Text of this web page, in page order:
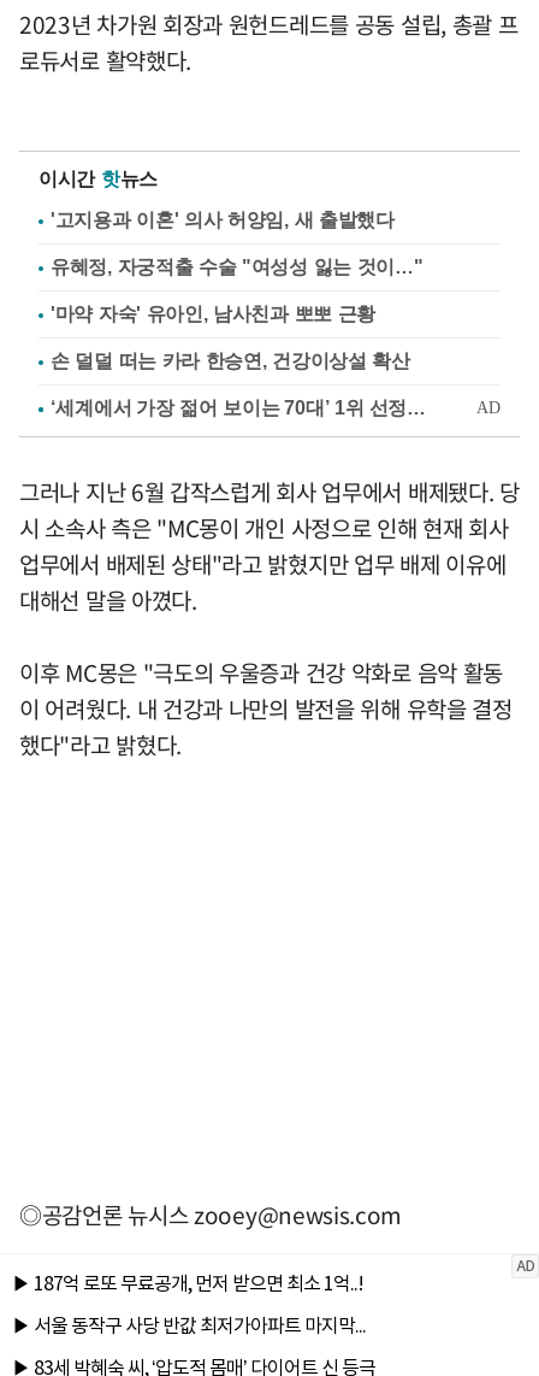
2023년 차가원 회장과 원헌드레드를 공동 설립, 총괄 프
로듀서로 활약했다.
이시간 핫뉴스
'고지용과 이혼' 의사 허양임, 새 출발했다
유혜정, 자궁적출 수술 "여성성 잃는 것이…"
'마약 자숙' 유아인, 남사친과 뽀뽀 근황
손 덜덜 떠는 카라 한승연, 건강이상설 확산
그러나 지난 6월 갑작스럽게 회사 업무에서 배제됐다. 당
시 소속사 측은 "MC몽이 개인 사정으로 인해 현재 회사
업무에서 배제된 상태"라고 밝혔지만 업무 배제 이유에
대해선 말을 아꼈다.
이후 MC몽은 "극도의 우울증과 건강 악화로 음악 활동
이 어려웠다. 내 건강과 나만의 발전을 위해 유학을 결정
했다"라고 밝혔다.
◎공감언론 뉴시스zooey@newsis.com